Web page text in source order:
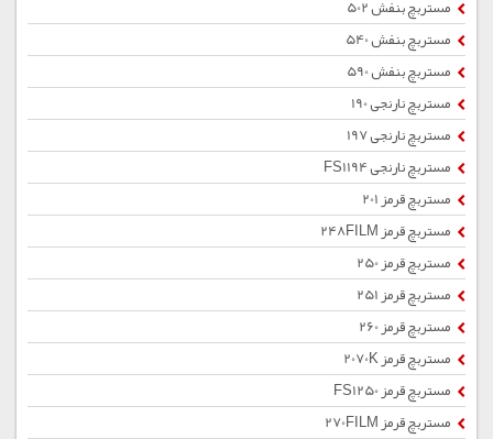
مستربچ بنفش 502
مستربچ بنفش 540
مستربچ بنفش 590
مستربچ نارنجی 190
مستربچ نارنجی 197
مستربچ نارنجی FS1194
مستربچ قرمز 201
مستربچ قرمز 248FILM
مستربچ قرمز 250
مستربچ قرمز 251
مستربچ قرمز 260
مستربچ قرمز 2070K
مستربچ قرمز FS1250
مستربچ قرمز 270FILM